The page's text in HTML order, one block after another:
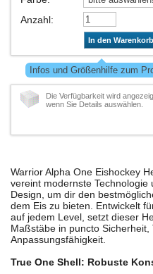
Anzahl:
In den Warenkorb
Infos und Größenhilfe zum
Die Verfügbarkeit wird
wenn Sie Details auswählen.
Warrior Alpha One Eishockey
vereint modernste Technologie
Design, um dir den
dem Eis zu bieten. Entwickelt
auf jedem Level, setzt dieser
Maßstäbe in puncto Sicherheit,
Anpassungsfähigkeit.
True One Shell: Robuste